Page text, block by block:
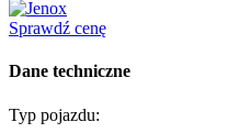
Sprawdź cenę
Dane techniczne
Typ pojazdu: